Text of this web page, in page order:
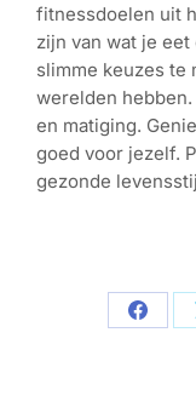
fitnessdoelen uit
zijn van wat je
slimme keuzes te
werelden
en matiging.
goed voor jezelf.
gezonde
Share